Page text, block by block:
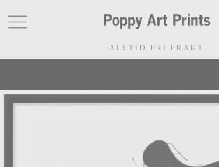
ALLTID FRI FRAKT